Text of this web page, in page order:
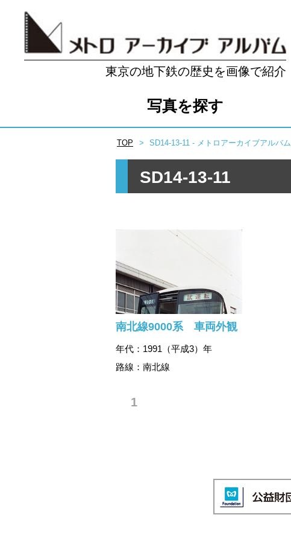
東京の地下鉄の歴史を画像で紹介
写真を探す
TOP SD14-13-11 - メトロアーカイブアルバム
SD14-13-11
南北線9000系 車両外観
年代：1991（平成3）年
路線：南北線
1